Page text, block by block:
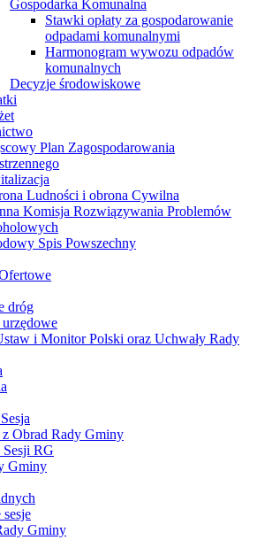
Gospodarka Komunalna
Stawki opłaty za gospodarowanie
odpadami komunalnymi
Harmonogram wywozu odpadów
komunalnych
Decyzje środowiskowe
Plan Zagospodarowania
Ludności i obrona Cywilna
Komisja Rozwiązywania Problemów
Spis Powszechny
dróg
i Monitor Polski oraz Uchwały Rady
z Obrad Rady Gminy
Sesji RG
Gminy
Gminy